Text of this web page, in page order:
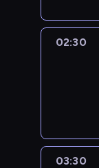
02:30
03:30